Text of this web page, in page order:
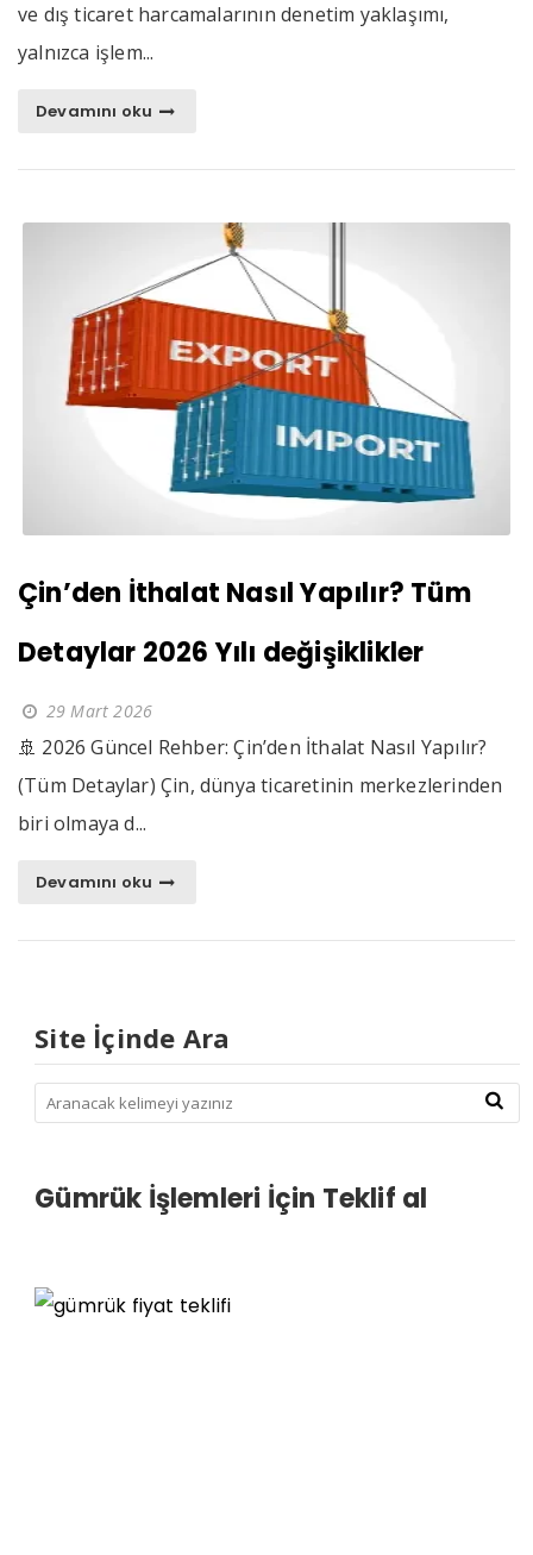
ve dış ticaret harcamalarının denetim yaklaşımı,
yalnızca işlem...
Devamını oku
Çin’den İthalat Nasıl Yapılır? Tüm
Detaylar 2026 Yılı değişiklikler
29 Mart 2026
🚢 2026 Güncel Rehber: Çin’den İthalat Nasıl Yapılır?
(Tüm Detaylar) Çin, dünya ticaretinin merkezlerinden
biri olmaya d...
Devamını oku
Site İçinde Ara
Gümrük İşlemleri İçin Teklif al